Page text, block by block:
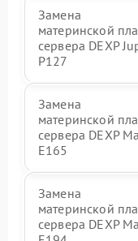
Замена
материнской
сервера DEXP
P127
Замена
материнской
сервера DEXP
E165
Замена
материнской
сервера DEXP